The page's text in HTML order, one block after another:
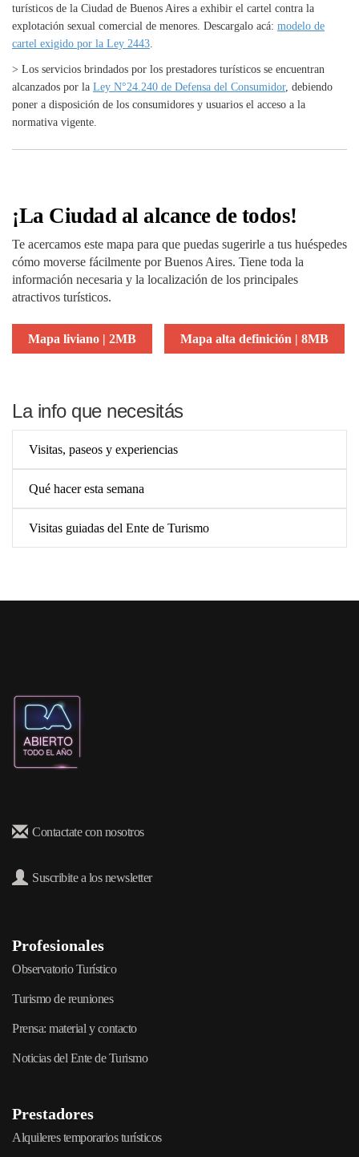
turísticos de la Ciudad de Buenos Aires a exhibir el cartel contra la
explotación sexual comercial de menores. Descargalo acá: modelo de
cartel exigido por la Ley 2443
> Los servicios brindados por los prestadores turísticos se encuentran
alcanzados por la Ley N°24.240 de Defensa del Consumidor, debiendo
poner a disposición de los consumidores y usuarios el acceso a la
normativa vigente.
¡La Ciudad al alcance de todos!
Te acercamos este mapa para que puedas sugerirle a tus huéspedes
cómo moverse fácilmente por Buenos Aires. Tiene toda la
información necesaria y la localización de los principales
atractivos turísticos.
Mapa liviano | 2MB Mapa alta definición | 8MB
La info que necesitás
Visitas, paseos y experiencias
Qué hacer esta semana
Visitas guiadas del Ente de Turismo
Contactate con nosotros
Suscribite a los newsletter
Profesionales
Observatorio Turístico
Turismo de reuniones
Prensa: material y contacto
Noticias del Ente de Turismo
Prestadores
Alquileres temporarios turísticos